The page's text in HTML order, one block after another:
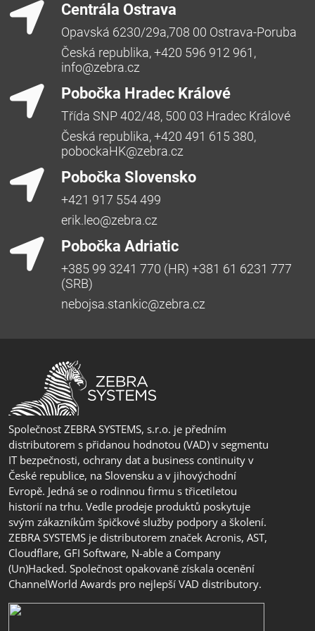
Centrála Ostrava
Opavská 6230/29a,708 00 Ostrava-Poruba
Česká republika, +420 596 912 961,
info@zebra.cz
Pobočka Hradec Králové
Třída SNP 402/48, 500 03 Hradec Králové
Česká republika, +420 491 615 380,
pobockaHK@zebra.cz
Pobočka Slovensko
+421 917 554 499
erik.leo@zebra.cz
Pobočka Adriatic
+385 99 3241 770 (HR) +381 61 6231 777
(SRB)
nebojsa.stankic@zebra.cz
Společnost ZEBRA SYSTEMS, s.r.o. je předním
distributorem s přidanou hodnotou (VAD) v segmentu
IT bezpečnosti, ochrany dat a business continuity v
České republice, na Slovensku a v jihovýchodní
Evropě. Jedná se o rodinnou firmu s třicetiletou
historií na trhu. Vedle prodeje produktů poskytuje
svým zákazníkům špičkové služby podpory a školení.
ZEBRA SYSTEMS je distributorem značek Acronis, AST,
Cloudflare, GFI Software, N-able a Company
(Un)Hacked. Společnost opakovaně získala ocenění
ChannelWorld Awards pro nejlepší VAD distributory.